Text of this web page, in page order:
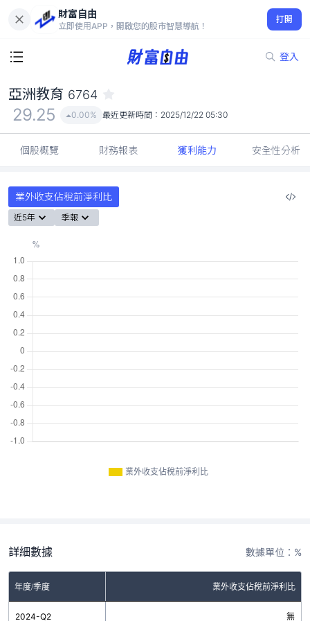
財富自由
立即使用APP，開啟您的股市智慧導航！
打開
登入
29.25
0.00%
亞洲教育 6764
29.25 0.00% 最近更新時間： 2025/12/22 05:30
個股概覽 財務報表 獲利能力 安全性分析
業外收支佔稅前淨利比
近5年 季報
業外收支佔稅前淨利比
詳細數據 數據單位：%
年度/季度 業外收支佔稅前淨利比
2024-Q2 無